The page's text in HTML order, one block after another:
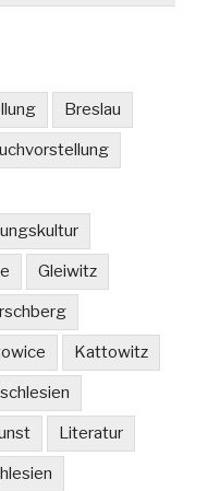
Breslau
Gleiwitz
Kattowitz
Literatur